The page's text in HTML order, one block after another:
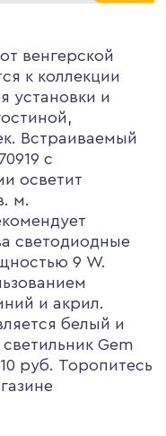
венгерской
к коллекции
установки и
Встраиваемый
с
осветит
м.
светодиодные
9 W.
и акрил.
белый и
Gem
руб. Торопитесь